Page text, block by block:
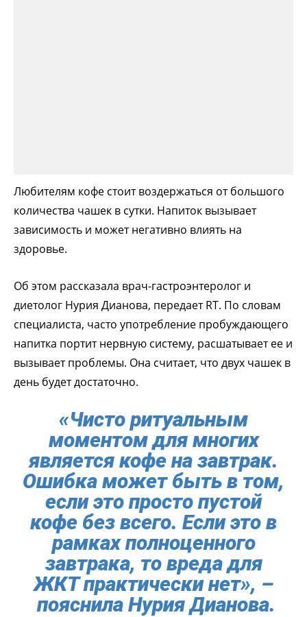
Любителям кофе стоит воздержаться от большого
количества чашек в сутки. Напиток вызывает
зависимость и может негативно влиять на
здоровье.
Об этом рассказала врач-гастроэнтеролог и
диетолог Нурия Дианова, передает RT. По словам
специалиста, часто употребление пробуждающего
напитка портит нервную систему, расшатывает ее и
вызывает проблемы. Она считает, что двух чашек в
день будет достаточно.
«Чисто ритуальным
моментом для многих
является кофе на завтрак.
Ошибка может быть в том,
если это просто пустой
кофе без всего. Если это в
рамках полноценного
завтрака, то вреда для
ЖКТ практически нет», –
пояснила Нурия Дианова.